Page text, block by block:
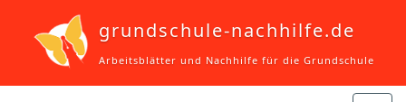
grundschule-nachhilfe.de
Arbeitsblätter und Nachhilfe für die Grundschule